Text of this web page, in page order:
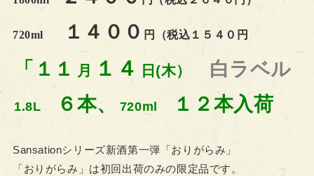
720ml １４００ 円（税込１５４０円
「１１ 月 １４ 日(木） 白ラベル
1.8L ６本、 720ml １２本入荷
Sansationシリーズ新酒第一弾「おりがらみ」
「おりがらみ」は初回出荷のみの限定品です。